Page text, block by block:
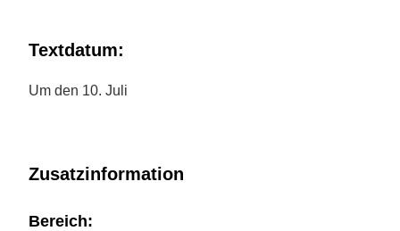
Textdatum:
Um den 10. Juli
Zusatzinformation
Bereich: